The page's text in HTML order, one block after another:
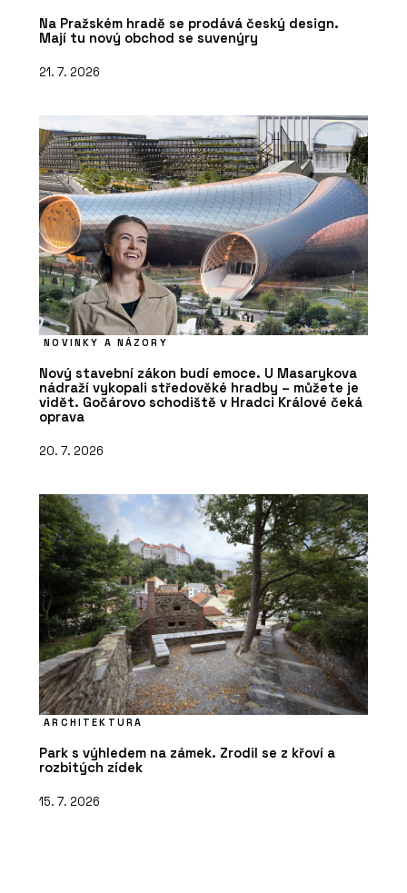
Na Pražském hradě se prodává český design.
Mají tu nový obchod se suvenýry
21. 7. 2026
NOVINKY A NÁZORY
Nový stavební zákon budí emoce. U Masarykova
nádraží vykopali středověké hradby – můžete je
vidět. Gočárovo schodiště v Hradci Králové čeká
oprava
20. 7. 2026
ARCHITEKTURA
Park s výhledem na zámek. Zrodil se z křoví a
rozbitých zídek
15. 7. 2026